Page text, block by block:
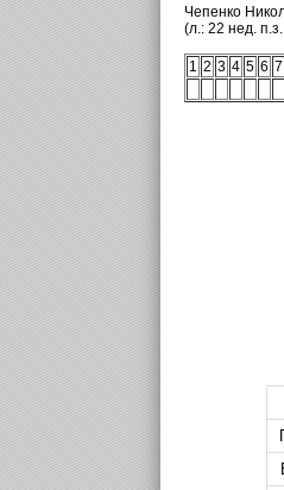
Чепенко
(л.: 22 нед.
1 2 3 4 5 6 7